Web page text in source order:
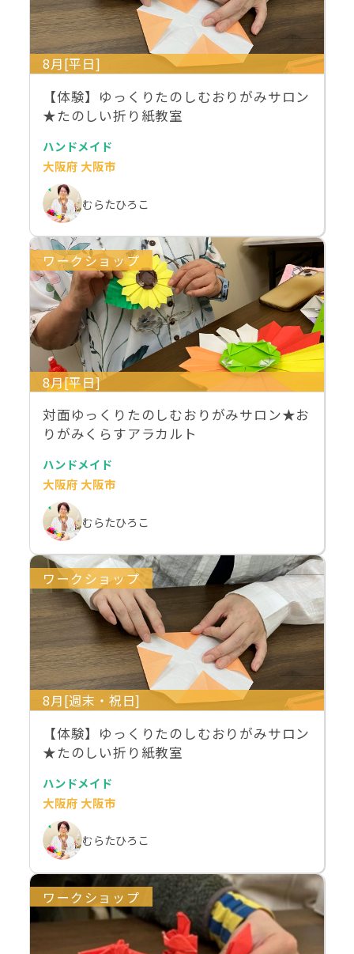
8月[平日]
【体験】ゆっくりたのしむおりがみサロン
★たのしい折り紙教室
ハンドメイド
大阪府 大阪市
むらたひろこ
ワークショップ
8月[平日]
対面ゆっくりたのしむおりがみサロン★お
りがみくらすアラカルト
ハンドメイド
大阪府 大阪市
むらたひろこ
ワークショップ
8月[週末・祝日]
【体験】ゆっくりたのしむおりがみサロン
★たのしい折り紙教室
ハンドメイド
大阪府 大阪市
むらたひろこ
ワークショップ